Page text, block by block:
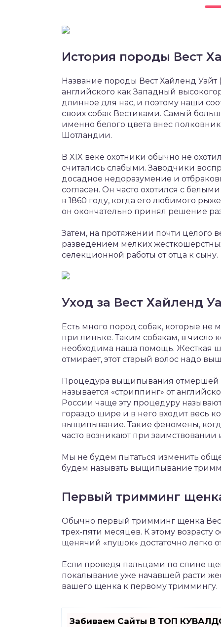
История породы Вест
Название породы Вест Хайленд Уайт
английского как Западный
длинное для нас, и поэтому наши
своих собак Вестиками. Самый
именно белого цвета внес
Шотландии.
В XIX веке охотники обычно не
считались слабыми. Заводчики
досадное недоразумение и
согласен. Он часто охотился с
в 1860 году, когда его любимого
он окончательно принял решение
Затем, на протяжении почти целого
разведением мелких
селекционной работы от отца к сыну.
Уход за Вест Хайленд
Есть много пород собак, которые не
при линьке. Таким собакам, в число
необходима наша помощь. Жесткая
отмирает, этот старый волос надо
Процедура выщипывания отмершей
называется «стриппинг» от
России чаще эту процедуру
гораздо шире и в него входит весь
выщипывание. Такие феномены,
часто возникают при заимствовании
Мы не будем пытаться изменить
будем называть выщипывание
Первый тримминг
Обычно первый тримминг щенка
трех-пяти месяцев. К этому возрасту
щенячий «пушок» достаточно легко
Если проведя пальцами по спине
покалывание уже начавшей расти
вашего щенка к первому триммингу.
Забиваем Сайты В ТОП